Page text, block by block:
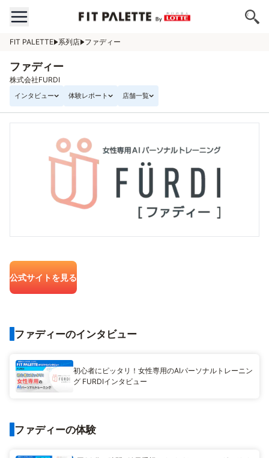
FIT PALETTE 系列店 ファディー
ファディー
株式会社FURDI
インタビュー 体験レポート 店舗一覧
公式サイトを見る
ファディーのインタビュー
初心者にピッタリ！女性専用のAIパーソナルトレーニン
グ FURDIインタビュー
ファディーの体験